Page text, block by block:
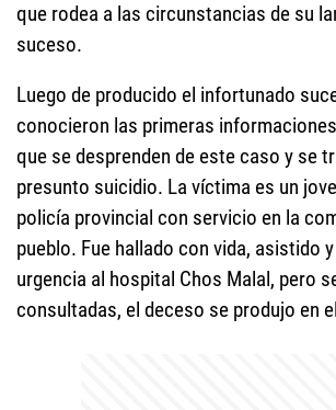
que rodea a las circunstancias de su
suceso.
Luego de producido el infortunado
conocieron las primeras
que se desprenden de este caso y se
presunto suicidio. La víctima es un
policía provincial con servicio en la
pueblo. Fue hallado con vida, asistido
urgencia al hospital Chos Malal, pero
consultadas, el deceso se produjo en